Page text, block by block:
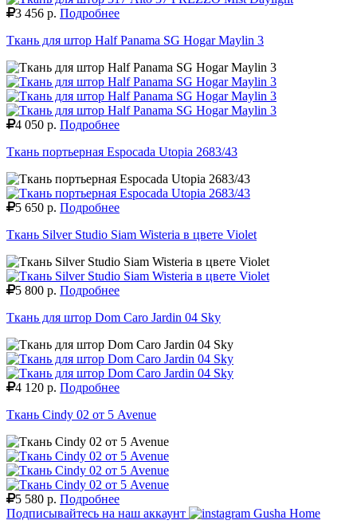
3 456 р. Подробнее
Ткань для штор Half Panama SG Hogar Maylin 3
4 050 р. Подробнее
Ткань портьерная Espocada Utopia 2683/43
5 650 р. Подробнее
Ткань Silver Studio Siam Wisteria в цвете Violet
5 800 р. Подробнее
Ткань для штор Dom Caro Jardin 04 Sky
4 120 р. Подробнее
Ткань Cindy 02 от 5 Avenue
5 580 р. Подробнее
Подписывайтесь на наш аккаунт
Gusha Home